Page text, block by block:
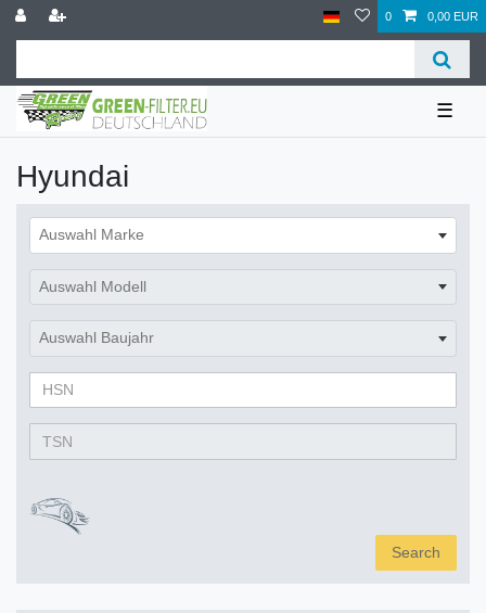
0 0,00 EUR
☰
Hyundai
Auswahl Marke
Auswahl Modell
Auswahl Baujahr
Search